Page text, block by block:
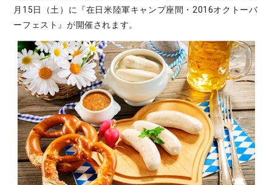
月15日（土）に『在日米陸軍キャンプ座間・2016オクトーバ
ーフェスト』が開催されます。